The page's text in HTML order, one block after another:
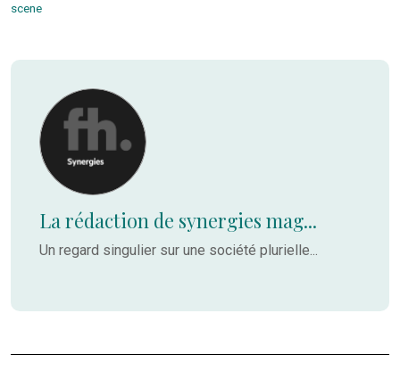
scene
La rédaction de synergies mag...
Un regard singulier sur une société plurielle...